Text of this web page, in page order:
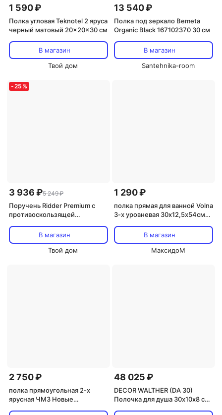
1 590 ₽
Полка угловая Teknotel 2 яруса
черный матовый 20x20x30 см
В магазин
Твой дом
13 540 ₽
Полка под зеркало Bemeta
Organic Black 167102370 30 см
В магазин
Santehnika-room
-25 %
3 936 ₽5 249 ₽
Поручень Ridder Premium с
противоскользящей
В магазин
Твой дом
1 290 ₽
полка прямая для ванной Volna
3-х уровневая 30х12,5х54см
В магазин
МаксидоМ
2 750 ₽
полка прямоугольная 2-х
ярусная ЧМЗ Новые
48 025 ₽
DECOR WALTHER (DA 30)
Полочка для душа 30х10х8 см,